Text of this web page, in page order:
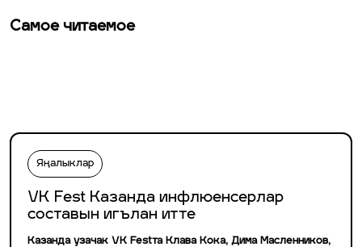
Самое читаемое
Яңалыклар
VK Fest Казанда инфлюенсерлар
составын игълан итте
Казанда узачак VK Festта Клава Кока, Дима Масленников,